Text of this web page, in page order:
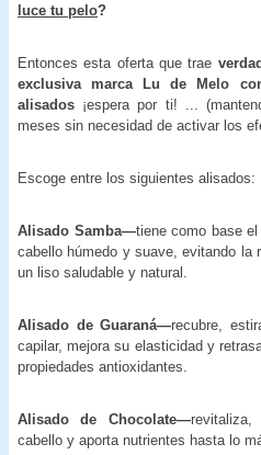
luce tu pelo?
Entonces esta oferta que trae
exclusiva marca Lu de Melo
alisados ¡espera por ti! ...
meses sin necesidad de activar los
Escoge entre los siguientes alisados:
Alisado Samba—tiene como base
cabello húmedo y suave, evitando la
un liso saludable y natural.
Alisado de Guaraná—recubre,
capilar, mejora su elasticidad y
propiedades antioxidantes.
Alisado de Chocolate—
cabello y aporta nutrientes hasta lo